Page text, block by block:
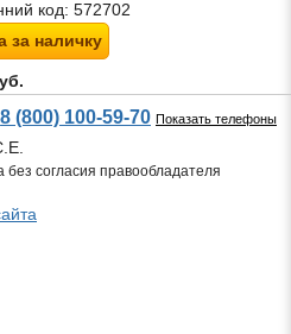
код: 572702
за наличку
8 (800) 100-59-70 Показать телефоны
согласия правообладателя